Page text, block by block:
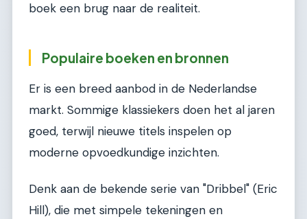
boek een brug naar de realiteit.
Populaire boeken en bronnen
Er is een breed aanbod in de Nederlandse
markt. Sommige klassiekers doen het al jaren
goed, terwijl nieuwe titels inspelen op
moderne opvoedkundige inzichten.
Denk aan de bekende serie van "Dribbel" (Eric
Hill), die met simpele tekeningen en